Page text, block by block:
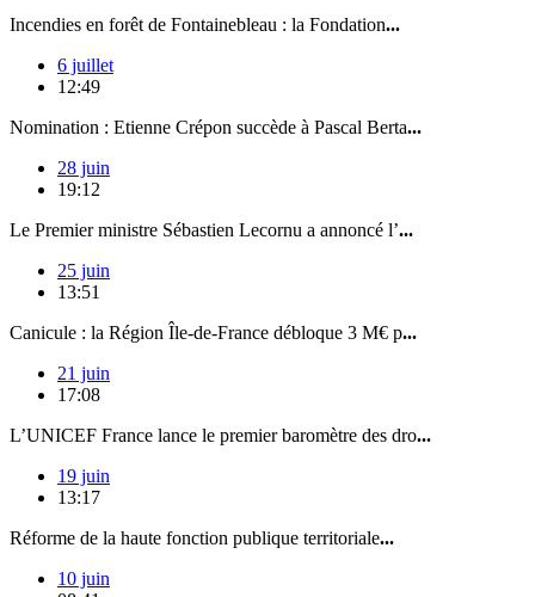
Incendies en forêt de Fontainebleau : la Fondation...
6 juillet
12:49
Nomination : Etienne Crépon succède à Pascal Berta...
28 juin
19:12
Le Premier ministre Sébastien Lecornu a annoncé l’...
25 juin
13:51
Canicule : la Région Île-de-France débloque 3 M€ p...
21 juin
17:08
L’UNICEF France lance le premier baromètre des dro...
19 juin
13:17
Réforme de la haute fonction publique territoriale...
10 juin